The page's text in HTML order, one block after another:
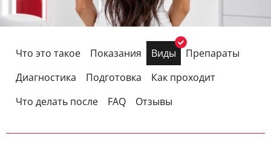
Что это такое Показания Виды
Препараты
Диагностика
Подготовка
Как проходит
Что делать после
FAQ Отзывы